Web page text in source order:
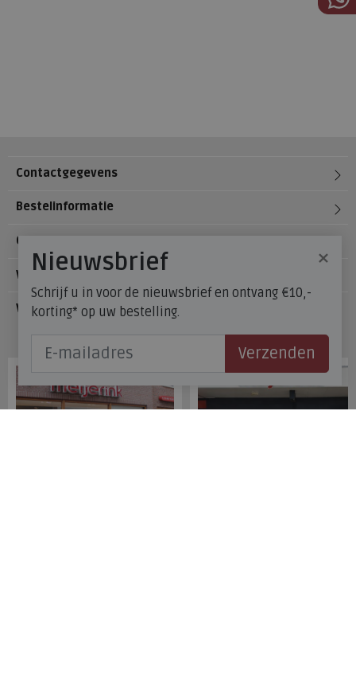
Contactgegevens
Bestelinformatie
Over Meijerink Schoenen
Voetzorg
Veelgestelde vragen
×
Nieuwsbrief
Schrijf u in voor de nieuwsbrief en ontvang €10,-
korting* op uw bestelling.
Verzenden